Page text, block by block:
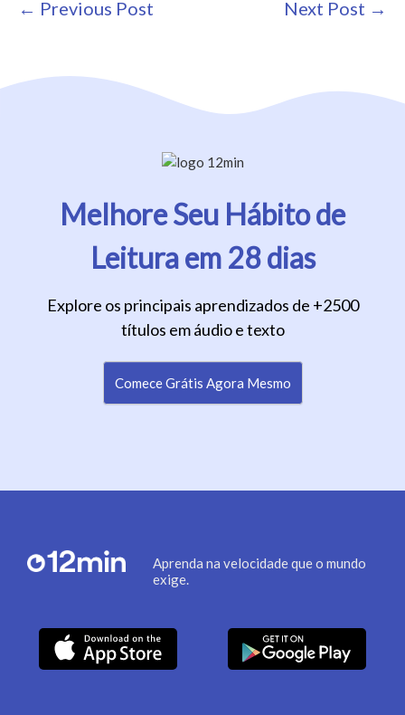
Post
← Previous Post Next Post →
Melhore Seu Hábito de
Leitura em 28 dias
Explore os principais aprendizados de +2500
títulos em áudio e texto
Comece Grátis Agora Mesmo
Aprenda na velocidade que o mundo
exige.